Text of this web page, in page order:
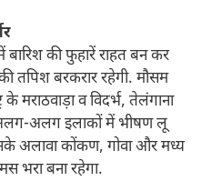
की फुहारें राहत बन कर
तपिश बरकरार रहेगी. मौसम
मराठवाड़ा व विदर्भ, तेलंगाना
अलग-अलग इलाकों में भीषण लू
अलावा कोंकण, गोवा और मध्य
भरा बना रहेगा.